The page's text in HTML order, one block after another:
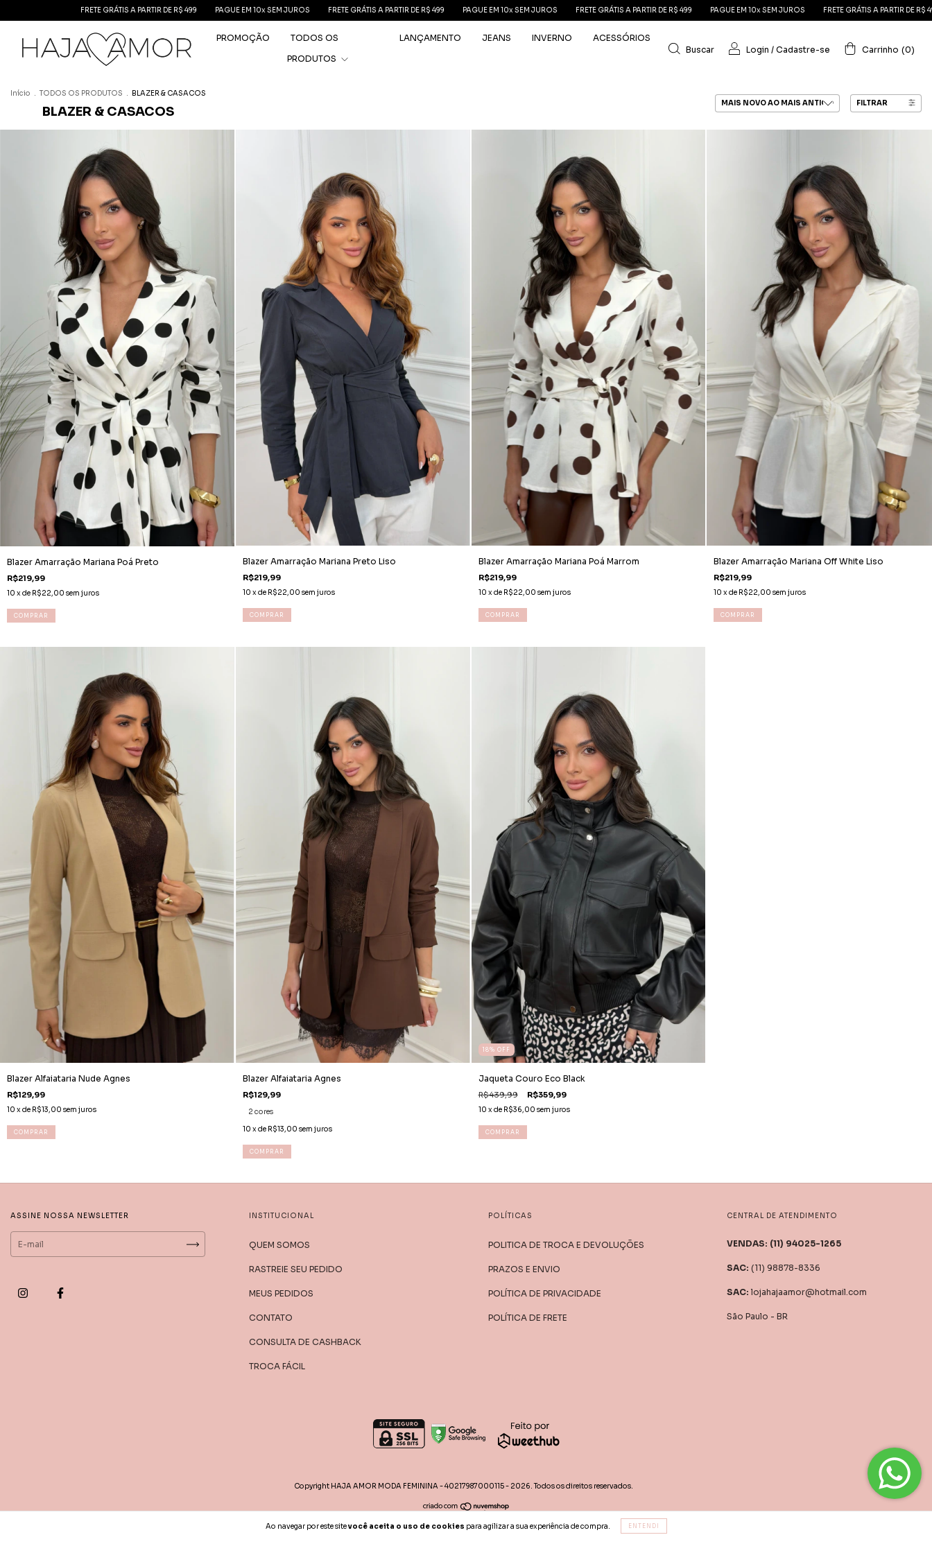
FRETE GRÁTIS A PARTIR DE R$ 499 PAGUE EM 10x SEM JUROS FRETE GRÁTIS A PARTIR DE R$ 499 PAGUE EM 10x SEM JUROS FRETE GRÁTIS A PARTIR DE R$ 499 PAGUE EM 10x SEM JUROS FRETE GRÁTIS A PARTIR DE R$ 499 PAGUE
PROMOÇÃO
TODOS OS
PRODUTOS
LANÇAMENTO JEANS INVERNO
ACESSÓRIOS
Buscar
Login / Cadastre-se Carrinho (0)
Ao navegar por este sitevocê aceita o uso de cookies para agilizar a sua experiência de compra. ENTENDI
Início . TODOS OS PRODUTOS . BLAZER & CASACOS
BLAZER & CASACOS
FILTRAR
Blazer Amarração Mariana Poá Preto
R$219,99
10 x de R$22,00 sem juros
COMPRAR
Blazer Amarração Mariana Preto Liso
R$219,99
10 x de R$22,00 sem juros
COMPRAR
Blazer Amarração Mariana Poá Marrom
R$219,99
10 x de R$22,00 sem juros
COMPRAR
Blazer Amarração Mariana Off White Liso
R$219,99
10 x de R$22,00 sem juros
COMPRAR
Blazer Alfaiataria Nude Agnes
R$129,99
10 x de R$13,00 sem juros
COMPRAR
Blazer Alfaiataria Agnes
R$129,99
2 cores
10 x de R$13,00 sem juros
COMPRAR
18% OFF
Jaqueta Couro Eco Black
R$439,99 R$359,99
10 x de R$36,00 sem juros
COMPRAR
ASSINE NOSSA NEWSLETTER INSTITUCIONAL
QUEM SOMOS
RASTREIE SEU PEDIDO
MEUS PEDIDOS
CONTATO
CONSULTA DE CASHBACK
TROCA FÁCIL
POLÍTICAS
POLITICA DE TROCA E DEVOLUÇÕES
PRAZOS E ENVIO
POLÍTICA DE PRIVACIDADE
POLÍTICA DE FRETE
CENTRAL DE ATENDIMENTO
(11) 98878-8336
lojahajaamor@hotmail.com
São Paulo - BR
Copyright HAJA AMOR MODA FEMININA - 40217987000115 - 2026. Todos os direitos reservados.